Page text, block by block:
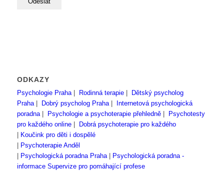
ODKAZY
Psychologie Praha| Rodinná terapie|
Dětský psycholog
Praha| Dobrý psycholog Praha|
Internetová psychologická
poradna| Psychologie a psychoterapie přehledně|
Psychotesty
pro každého online|
Dobrá psychoterapie pro každého
Koučink pro děti i dospělé
Psychoterapie Anděl
Psychologická poradna Praha|
Psychologická poradna -
informace Supervize pro pomáhající profese